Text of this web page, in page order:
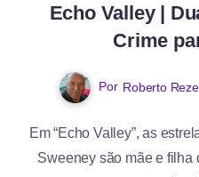
Echo Valley |
Crime
Por Roberto
Em “Echo Valley”, as
Sweeney são mãe e filha